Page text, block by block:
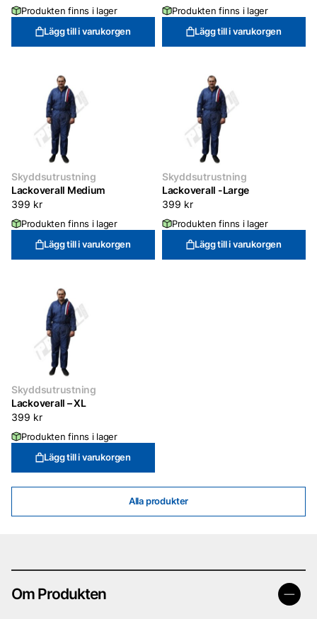
Alla produkter
Produkten finns i lager
Lägg till i varukorgen
Produkten finns i lager
Lägg till i varukorgen
Skyddsutrustning
Lackoverall Medium
399 kr
Produkten finns i lager
Lägg till i varukorgen
Skyddsutrustning
Lackoverall -Large
399 kr
Produkten finns i lager
Lägg till i varukorgen
Skyddsutrustning
Lackoverall – XL
399 kr
Produkten finns i lager
Lägg till i varukorgen
Om Produkten